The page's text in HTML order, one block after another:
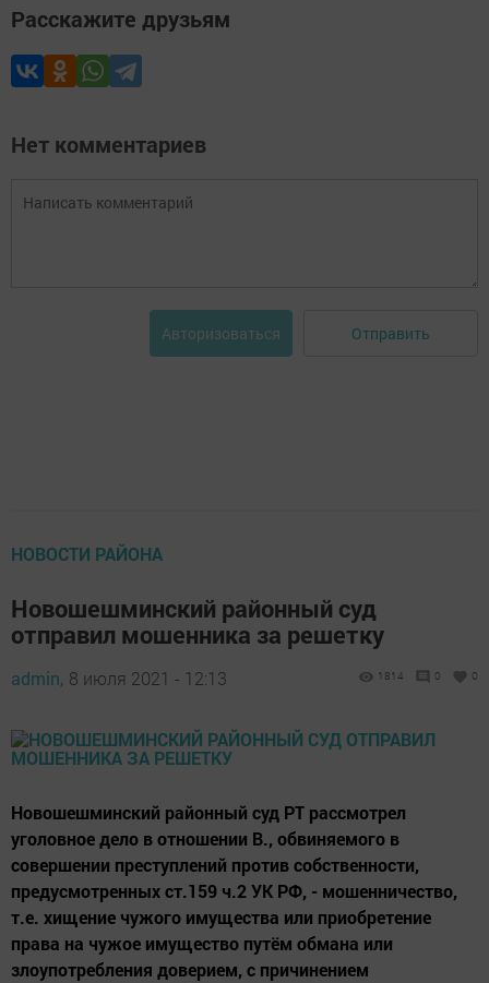
Расскажите друзьям
Нет комментариев
Авторизоваться Отправить
НОВОСТИ РАЙОНА
Новошешминский районный суд
отправил мошенника за решетку
admin, 8 июля 2021 - 12:13 1814 0 0
Новошешминский районный суд РТ рассмотрел
уголовное дело в отношении В., обвиняемого в
совершении преступлений против собственности,
предусмотренных ст.159 ч.2 УК РФ, - мошенничество,
т.е. хищение чужого имущества или приобретение
права на чужое имущество путём обмана или
злоупотребления доверием, с причинением